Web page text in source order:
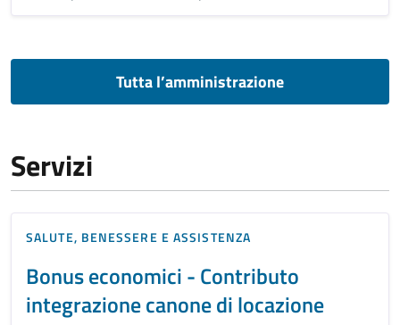
Tutta l’amministrazione
Servizi
SALUTE, BENESSERE E ASSISTENZA
Bonus economici - Contributo
integrazione canone di locazione